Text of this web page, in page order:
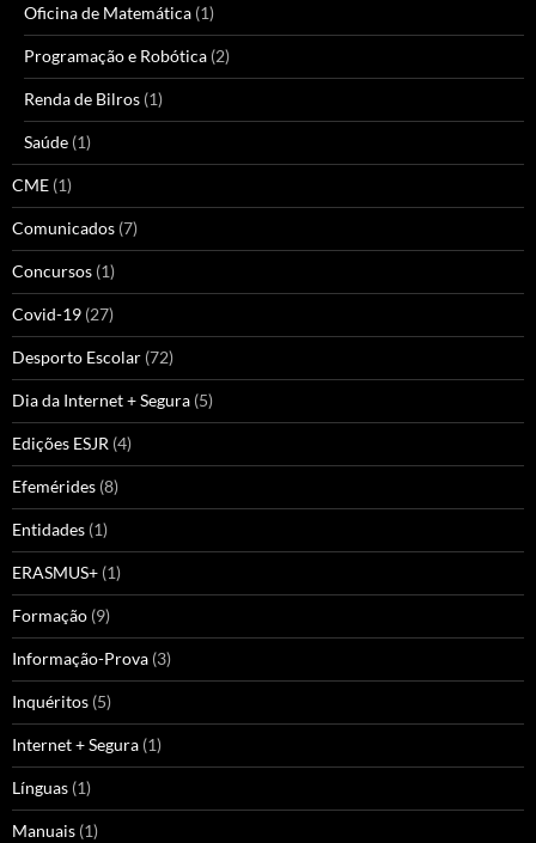
Oficina de Matemática (1)
Programação e Robótica (2)
Renda de Bilros (1)
Saúde (1)
CME (1)
Comunicados (7)
Concursos (1)
Covid-19 (27)
Desporto Escolar (72)
Dia da Internet + Segura (5)
Edições ESJR (4)
Efemérides (8)
Entidades (1)
ERASMUS+ (1)
Formação (9)
Informação-Prova (3)
Inquéritos (5)
Internet + Segura (1)
Línguas (1)
Manuais (1)